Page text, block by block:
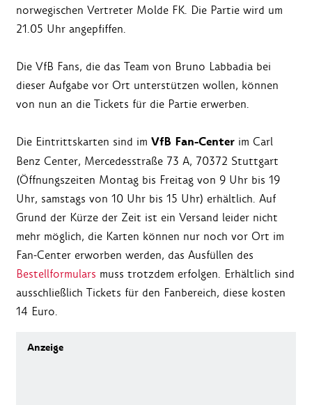
norwegischen Vertreter Molde FK. Die Partie wird um
21.05 Uhr angepfiffen.
Die VfB Fans, die das Team von Bruno Labbadia bei
dieser Aufgabe vor Ort unterstützen wollen, können
von nun an die Tickets für die Partie erwerben.
Die Eintrittskarten sind im VfB Fan-Center im Carl
Benz Center, Mercedesstraße 73 A, 70372 Stuttgart
(Öffnungszeiten Montag bis Freitag von 9 Uhr bis 19
Uhr, samstags von 10 Uhr bis 15 Uhr) erhältlich. Auf
Grund der Kürze der Zeit ist ein Versand leider nicht
mehr möglich, die Karten können nur noch vor Ort im
Fan-Center erworben werden, das Ausfüllen des
Bestellformulars muss trotzdem erfolgen. Erhältlich sind
ausschließlich Tickets für den Fanbereich, diese kosten
14 Euro.